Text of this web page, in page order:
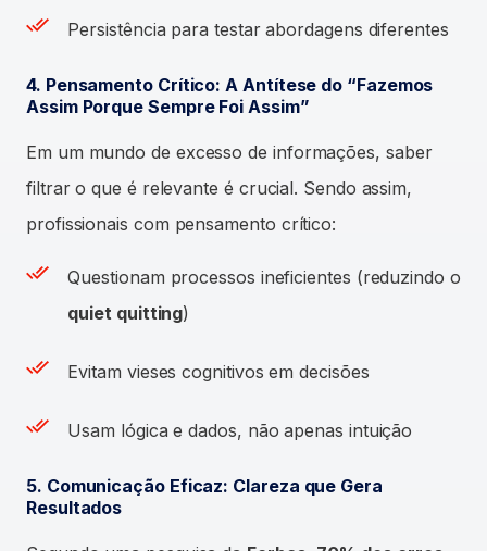
Persistência para testar abordagens diferentes
4. Pensamento Crítico: A Antítese do “Fazemos
Assim Porque Sempre Foi Assim”
Em um mundo de excesso de informações, saber
filtrar o que é relevante é crucial. Sendo assim,
profissionais com pensamento crítico:
Questionam processos ineficientes (reduzindo o
quiet quitting)
Evitam vieses cognitivos em decisões
Usam lógica e dados, não apenas intuição
5. Comunicação Eficaz: Clareza que Gera
Resultados